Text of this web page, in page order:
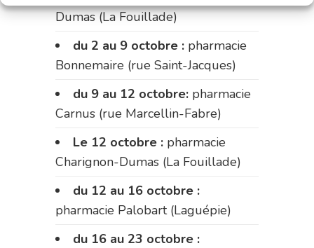
Dumas (La Fouillade)
du 2 au 9 octobre : pharmacie
Bonnemaire (rue Saint-Jacques)
du 9 au 12 octobre: pharmacie
Carnus (rue Marcellin-Fabre)
Le 12 octobre : pharmacie
Charignon-Dumas (La Fouillade)
du 12 au 16 octobre :
pharmacie Palobart (Laguépie)
du 16 au 23 octobre :